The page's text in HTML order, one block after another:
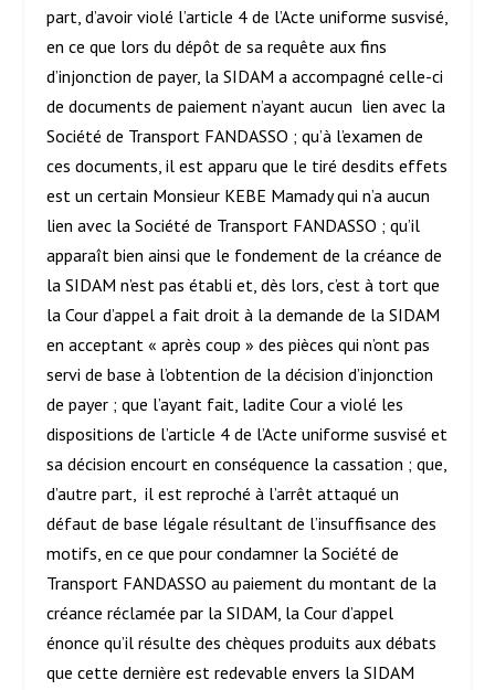
part, d’avoir violé l’article 4 de l’Acte uniforme susvisé,
en ce que lors du dépôt de sa requête aux fins
d’injonction de payer, la SIDAM a accompagné celle-ci
de documents de paiement n’ayant aucun lien avec la
Société de Transport FANDASSO ; qu’à l’examen de
ces documents, il est apparu que le tiré desdits effets
est un certain Monsieur KEBE Mamady qui n’a aucun
lien avec la Société de Transport FANDASSO ; qu’il
apparaît bien ainsi que le fondement de la créance de
la SIDAM n’est pas établi et, dès lors, c’est à tort que
la Cour d’appel a fait droit à la demande de la SIDAM
en acceptant « après coup » des pièces qui n’ont pas
servi de base à l’obtention de la décision d’injonction
de payer ; que l’ayant fait, ladite Cour a violé les
dispositions de l’article 4 de l’Acte uniforme susvisé et
sa décision encourt en conséquence la cassation ; que,
d’autre part, il est reproché à l’arrêt attaqué un
défaut de base légale résultant de l’insuffisance des
motifs, en ce que pour condamner la Société de
Transport FANDASSO au paiement du montant de la
créance réclamée par la SIDAM, la Cour d’appel
énonce qu’il résulte des chèques produits aux débats
que cette dernière est redevable envers la SIDAM